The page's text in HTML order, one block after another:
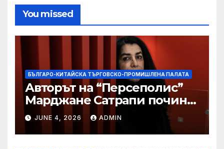
You missed
БЪЛГАРО-КИТАЙСКА ТЪРГОВСКО-ПРОМИШЛЕНА ПАЛАТА
Авторът на “Персеполис”
Марджане Сатрапи почина
“от тъга” на 56 години
JUNE 4, 2026 ADMIN